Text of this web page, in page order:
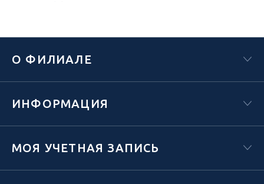
О ФИЛИАЛЕ
ИНФОРМАЦИЯ
МОЯ УЧЕТНАЯ ЗАПИСЬ